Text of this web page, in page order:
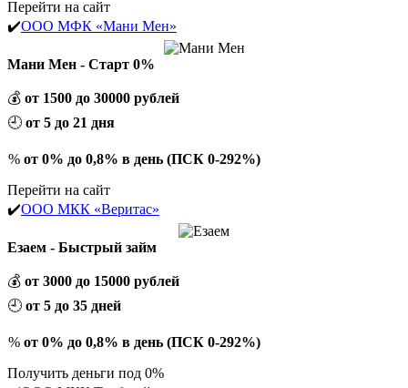
Перейти на сайт
✔️ООО МФК «Мани Мен»
Мани Мен - Старт 0%
💰 от 1500 до 30000 рублей
🕘 от 5 до 21 дня
% от 0% до 0,8% в день (ПСК 0-292%)
Перейти на сайт
✔️ООО МКК «Веритас»
Езаем - Быстрый займ
💰 от 3000 до 15000 рублей
🕘 от 5 до 35 дней
% от 0% до 0,8% в день (ПСК 0-292%)
Получить деньги под 0%